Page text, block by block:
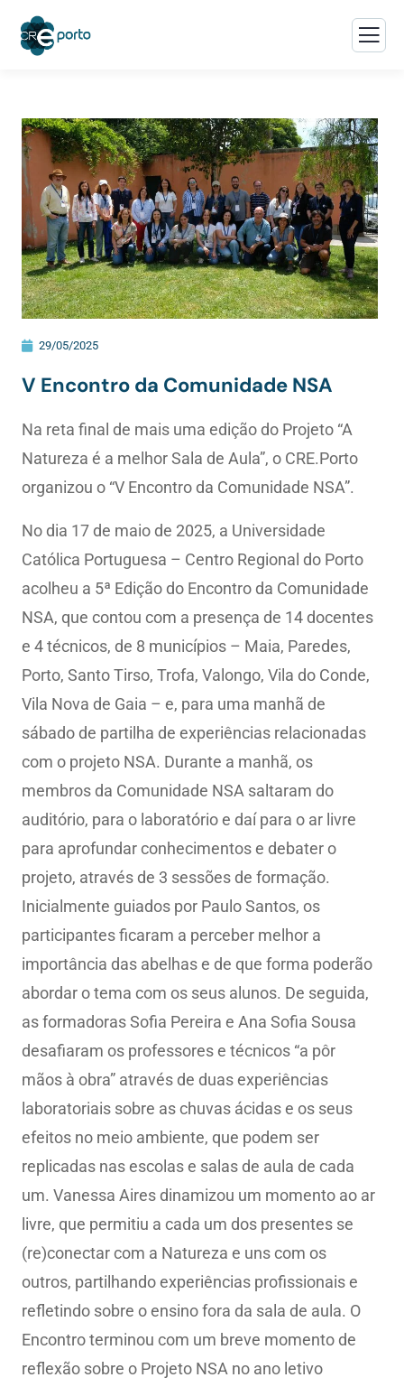
29/05/2025
V Encontro da Comunidade NSA
Na reta final de mais uma edição do Projeto “A
Natureza é a melhor Sala de Aula”, o CRE.Porto
organizou o “V Encontro da Comunidade NSA”.
No dia 17 de maio de 2025, a Universidade
Católica Portuguesa – Centro Regional do Porto
acolheu a 5ª Edição do Encontro da Comunidade
NSA, que contou com a presença de 14 docentes
e 4 técnicos, de 8 municípios – Maia, Paredes,
Porto, Santo Tirso, Trofa, Valongo, Vila do Conde,
Vila Nova de Gaia – e, para uma manhã de
sábado de partilha de experiências relacionadas
com o projeto NSA. Durante a manhã, os
membros da Comunidade NSA saltaram do
auditório, para o laboratório e daí para o ar livre
para aprofundar conhecimentos e debater o
projeto, através de 3 sessões de formação.
Inicialmente guiados por Paulo Santos, os
participantes ficaram a perceber melhor a
importância das abelhas e de que forma poderão
abordar o tema com os seus alunos. De seguida,
as formadoras Sofia Pereira e Ana Sofia Sousa
desafiaram os professores e técnicos “a pôr
mãos à obra” através de duas experiências
laboratoriais sobre as chuvas ácidas e os seus
efeitos no meio ambiente, que podem ser
replicadas nas escolas e salas de aula de cada
um. Vanessa Aires dinamizou um momento ao ar
livre, que permitiu a cada um dos presentes se
(re)conectar com a Natureza e uns com os
outros, partilhando experiências profissionais e
refletindo sobre o ensino fora da sala de aula. O
Encontro terminou com um breve momento de
reflexão sobre o Projeto NSA no ano letivo